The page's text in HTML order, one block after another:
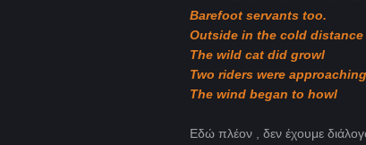
Barefoot servants too.
Outside in the cold distance
The wild cat did growl
Two riders were approaching
The wind began to howl
Εδώ πλέον , δεν έχουμε